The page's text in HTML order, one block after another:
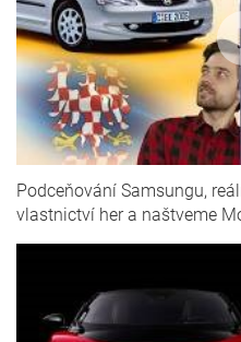
Podceňování Samsungu,
vlastnictví her a naštveme